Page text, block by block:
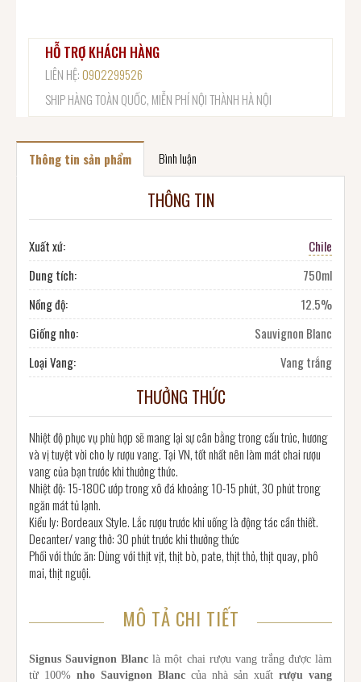
HỖ TRỢ KHÁCH HÀNG
LIÊN HỆ:0902299526
SHIP HÀNG TOÀN QUỐC, MIỄN PHÍ NỘI THÀNH HÀ NỘI
Thông tin sản phẩm Bình luận
THÔNG TIN
Xuất xứ:
Chile
Dung tích:
750ml
Nồng độ:
12.5%
Giống nho:
Sauvignon Blanc
Loại Vang:
Vang trắng
THƯỞNG THỨC
Nhiệt độ phục vụ phù hợp sẽ mang lại sự cân bằng trong cấu trúc, hương
và vị tuyệt vời cho ly rượu vang. Tại VN, tốt nhất nên làm mát chai rượu
vang của bạn trước khi thưởng thức.
Nhiệt độ: 15-180C ướp trong xô đá khoảng 10-15 phút, 30 phút trong
ngăn mát tủ lạnh.
Kiểu ly: Bordeaux Style. Lắc rượu trước khi uống là động tác cần thiết.
Decanter/ vang thở: 30 phút trước khi thưởng thức
Phối với thức ăn: Dùng với thịt vịt, thịt bò, pate, thịt thỏ, thịt quay, phô
mai, thịt nguội.
MÔ TẢ CHI TIẾT
Signus Sauvignon Blanc là một chai rượu vang trắng được làm
từ 100% nho Sauvignon Blanc của nhà sản xuất rượu vang